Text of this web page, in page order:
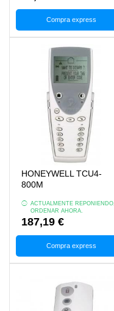
Compra express
HONEYWELL TCU4-
800M
ACTUALMENTE REPONIENDO,
ORDENAR AHORA.
187,19 €
Compra express